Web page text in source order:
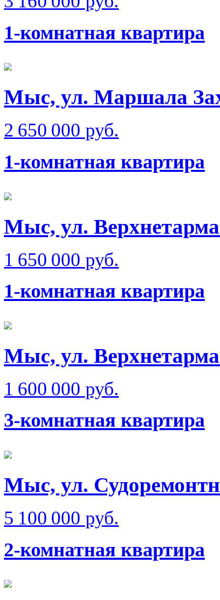
1-комнатная квартира
Мыс, ул. Маршала
2 650 000 руб.
1-комнатная квартира
Мыс, ул.
1 650 000 руб.
1-комнатная квартира
Мыс, ул.
1 600 000 руб.
3-комнатная квартира
Мыс, ул.
5 100 000 руб.
2-комнатная квартира